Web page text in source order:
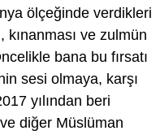
ölçeğinde verdikleri
ve zulmün
bana bu fırsatı
sesi olmaya, karşı
yılından beri
ve diğer Müslüman